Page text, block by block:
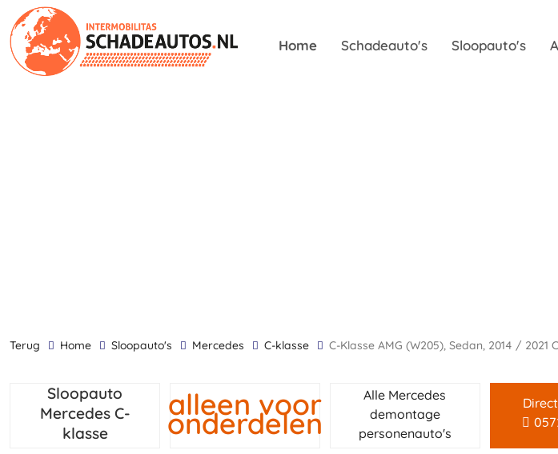
Home Schadeauto's Sloopauto's
terug Home Sloopauto's Mercedes C-klasse C-Klasse AMG (W205), Sedan, 2014 / 2021
Sloopauto
Mercedes C-
klasse
alleen voor
onderdelen
Alle Mercedes
demontage
personenauto's